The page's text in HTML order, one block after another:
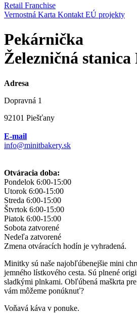
Retail Franchise
Vernostná Karta Kontakt EÚ projekty
Pekárnička
Železničná
Adresa
Dopravná 1
92101 Piešťany
E-mail
info@minitbakery.sk
Otváracia doba:
Pondelok 6:00-15:00
Utorok 6:00-15:00
Streda 6:00-15:00
Štvrtok 6:00-15:00
Piatok 6:00-15:00
Sobota zatvorené
Nedeľa zatvorené
Zmena otváracích hodín je vyhradená.
Minitky sú naše najobľúbenejšie mini
jemného lístkového cesta. Sú plnené
sladkými plnkami. Obľúbená maškrta
vám môžeme ponúknuť?
Voňavá káva v ponuke.